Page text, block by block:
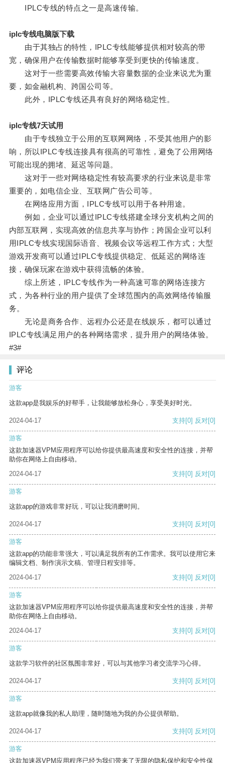
IPLC专线的特点之一是高速传输。
iplc专线电脑版下载
由于其独占的特性，IPLC专线能够提供相对较高的带
宽，确保用户在传输数据时能够享受到更快的传输速度。
这对于一些需要高效传输大容量数据的企业来说尤为重
要，如金融机构、跨国公司等。
此外，IPLC专线还具有良好的网络稳定性。
iplc专线7天试用
由于专线独立于公用的互联网网络，不受其他用户的影
响，所以IPLC专线连接具有很高的可靠性，避免了公用网络
可能出现的拥堵、延迟等问题。
这对于一些对网络稳定性有较高要求的行业来说是非常
重要的，如电信企业、互联网广告公司等。
在网络应用方面，IPLC专线可以用于各种用途。
例如，企业可以通过IPLC专线搭建全球分支机构之间的
内部互联网，实现高效的信息共享与协作；跨国企业可以利
用IPLC专线实现国际语音、视频会议等远程工作方式；大型
游戏开发商可以通过IPLC专线提供稳定、低延迟的网络连
接，确保玩家在游戏中获得流畅的体验。
综上所述，IPLC专线作为一种高速可靠的网络连接方
式，为各种行业的用户提供了全球范围内的高效网络传输服
务。
无论是商务合作、远程办公还是在线娱乐，都可以通过
IPLC专线满足用户的各种网络需求，提升用户的网络体验。
#3#
评论
游客
这款app是我娱乐的好帮手，让我能够放松身心，享受美好时光。
2024-04-17 支持[0] 反对[0]
游客
这款加速器VPM应用程序可以给你提供最高速度和安全性的连接，并帮
助你在网络上自由移动。
2024-04-17
支持[0] 反对[0]
游客
这款app的游戏非常好玩，可以让我消磨时间。
2024-04-17 支持[0] 反对[0]
游客
这款app的功能非常强大，可以满足我所有的工作需求。我可以使用它来
编辑文档、制作演示文稿、管理日程安排等。
2024-04-17
支持[0] 反对[0]
游客
这款加速器VPM应用程序可以给你提供最高速度和安全性的连接，并帮
助你在网络上自由移动。
2024-04-17
支持[0] 反对[0]
游客
这款学习软件的社区氛围非常好，可以与其他学习者交流学习心得。
2024-04-17 支持[0] 反对[0]
游客
这款app就像我的私人助理，随时随地为我的办公提供帮助。
2024-04-17 支持[0] 反对[0]
游客
这款加速器VPM应用程序已经为我们带来了无限的隐私保护和安全性保